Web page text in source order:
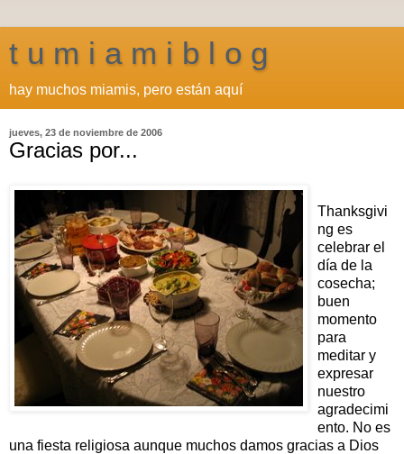
t u m i a m i b l o g
hay muchos miamis, pero están aquí
jueves, 23 de noviembre de 2006
Gracias por...
Thanksgivi
ng es
celebrar el
día de la
cosecha;
buen
momento
para
meditar y
expresar
nuestro
agradecimi
ento. No es
una fiesta religiosa aunque muchos damos gracias a Dios